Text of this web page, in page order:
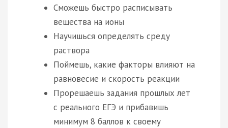
Сможешь быстро расписывать
вещества на ионы
Научишься определять среду
раствора
Поймешь, какие факторы влияют на
равновесие и скорость реакции
Прорешаешь задания прошлых лет
с реального ЕГЭ и прибавишь
минимум 8 баллов к своему